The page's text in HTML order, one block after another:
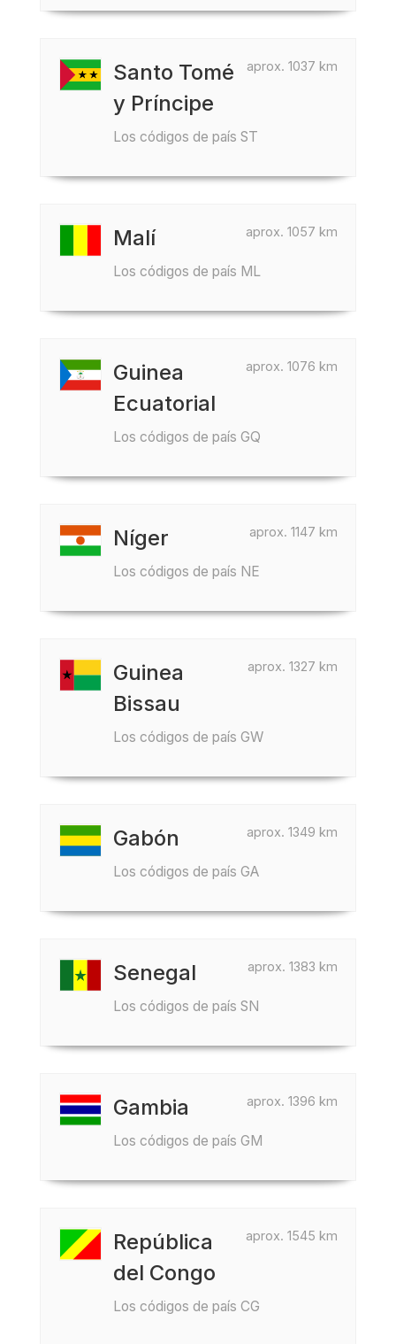
aprox. 1037 km
Santo Tomé
y Príncipe
Los códigos de país ST
aprox. 1057 km
Malí
Los códigos de país ML
aprox. 1076 km
Guinea
Ecuatorial
Los códigos de país GQ
aprox. 1147 km
Níger
Los códigos de país NE
aprox. 1327 km
Guinea
Bissau
Los códigos de país GW
aprox. 1349 km
Gabón
Los códigos de país GA
aprox. 1383 km
Senegal
Los códigos de país SN
aprox. 1396 km
Gambia
Los códigos de país GM
aprox. 1545 km
República
del Congo
Los códigos de país CG